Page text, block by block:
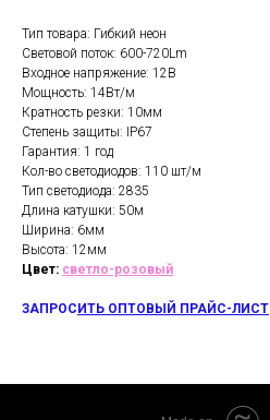
Тип товара: Гибкий неон
Световой поток: 600-720Lm
Входное напряжение: 12В
Мощность: 14Вт/м
Кратность резки: 10мм
Степень защиты: IP67
Гарантия: 1 год
Кол-во светодиодов: 110 шт/м
Тип светодиода: 2835
Длина катушки: 50м
Ширина: 6мм
Высота: 12мм
Цвет: светло-розовый
ЗАПРОС ИТЬ ОПТОВЫЙ ПРАЙС-ЛИСТ